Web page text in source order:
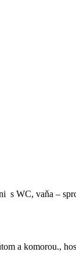
s WC, vaňa –
a komorou.,